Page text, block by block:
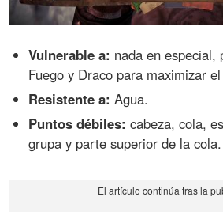
Vulnerable a: nada en especial,
Fuego y Draco para maximizar
Resistente a: Agua.
Puntos débiles: cabeza, cola,
grupa y parte superior de la cola.